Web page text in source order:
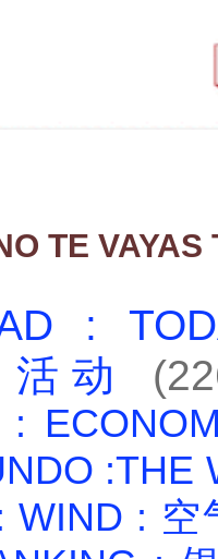
TE
:
活动
:
:THE
WIND : 空